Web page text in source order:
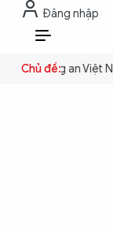
Đăng nhập
VI
Chủ đề:
Công an Việt